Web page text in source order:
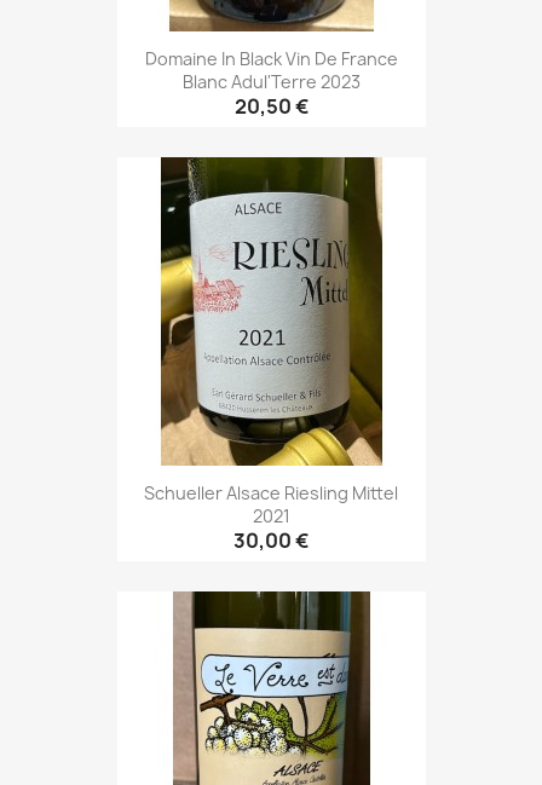
Domaine In Black Vin De France
Blanc Adul'Terre 2023
20,50 €
Schueller Alsace Riesling Mittel
2021
30,00 €